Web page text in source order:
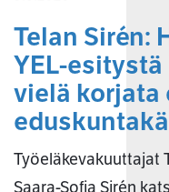
Telan Sirén:
YEL-
vielä korjata
Työeläkevakuuttajat
Saara-Sofia Sirén